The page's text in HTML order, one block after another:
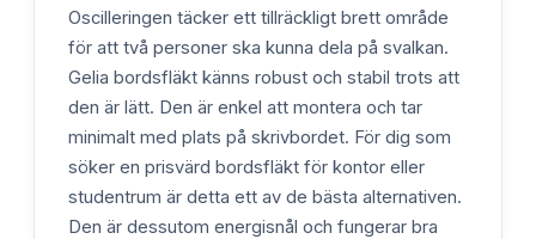
Oscilleringen täcker ett tillräckligt brett område
för att två personer ska kunna dela på svalkan.
Gelia bordsfläkt känns robust och stabil trots att
den är lätt. Den är enkel att montera och tar
minimalt med plats på skrivbordet. För dig som
söker en prisvärd bordsfläkt för kontor eller
studentrum är detta ett av de bästa alternativen.
Den är dessutom energisnål och fungerar bra